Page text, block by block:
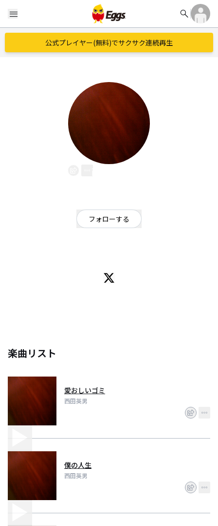
menu search
公式プレイヤー(無料)でサクサク連続再生
フォローする
楽曲リスト
愛おしいゴミ
西田英男
僕の人生
西田英男